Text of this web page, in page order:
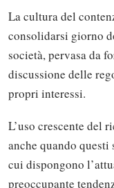
La cultura del
consolidarsi giorno
società, pervasa da
discussione delle
propri interessi.
L’uso crescente del
anche quando
cui dispongono
preoccupante